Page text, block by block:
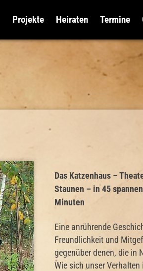
Projekte Heiraten Termine
Das Katzenhaus –
Staunen – in 45
Minuten
Eine anrührende
Freundlichkeit und
gegenüber denen, die in
Wie sich unser Verhalten